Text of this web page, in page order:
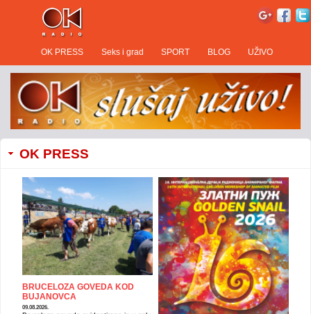
OK PRESS Seks i grad SPORT BLOG UŽIVO
OK PRESS
BRUCELOZA GOVEDA KOD
BUJANOVCA
09.08.2026.